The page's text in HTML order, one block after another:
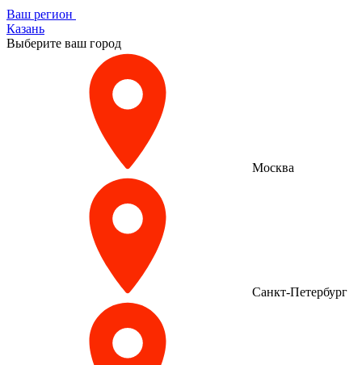
Ваш регион
Казань
Выберите ваш город
Москва
Санкт-Петербург